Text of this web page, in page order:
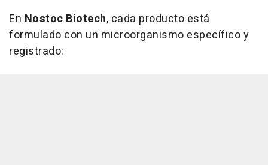
En Nostoc Biotech, cada producto está
formulado con un microorganismo específico y
registrado: